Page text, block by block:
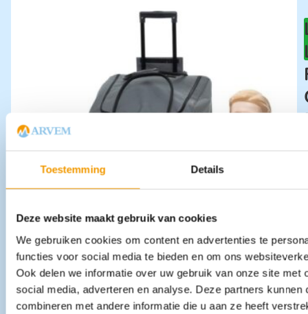
Toestemming Details
Deze website maakt gebruik van cookies
We gebruiken cookies om content en advertenties te
functies voor social media te bieden en om ons
Ook delen we informatie over uw gebruik van onze site met
social media, adverteren en analyse. Deze partners kunnen
combineren met andere informatie die u aan ze heeft